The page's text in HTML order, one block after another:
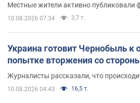
Местные жители активно публиковали
10.08.2026 07:34 3,7 т.
Украина готовит Чернобыль к
попытке вторжения со
Журналисты рассказали, что
10.08.2026 04:43 16,5 т.